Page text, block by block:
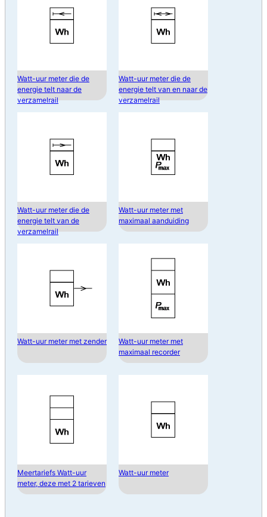
Watt-uur meter die de
energie telt naar de
verzamelrail
Watt-uur meter die de
energie telt van en naar de
verzamelrail
Watt-uur meter die de
energie telt van de
verzamelrail
Watt-uur meter met
maximaal aanduiding
Watt-uur meter met zender
Watt-uur meter met
maximaal recorder
Meertariefs Watt-uur
meter, deze met 2 tarieven
Watt-uur meter